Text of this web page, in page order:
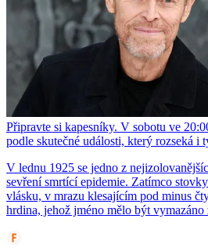
Připravte si kapesníky. V sobotu ve
podle skutečné události, který rozseká i
V lednu 1925 se jedno z
sevření smrtící epidemie. Zatímco
vlásku, v mrazu klesajícím pod minus
hrdina, jehož jméno mělo být vymazáno